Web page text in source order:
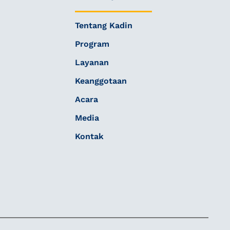
Tentang Kadin
Program
Layanan
Keanggotaan
Acara
Media
Kontak